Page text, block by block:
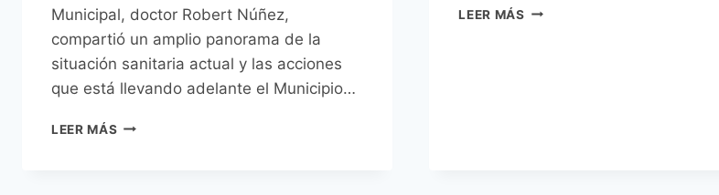
Municipal, doctor Robert Núñez,
compartió un amplio panorama de la
situación sanitaria actual y las acciones
que está llevando adelante el Municipio…
LEER MÁS VACUNACIÓN,
LEER MÁS POLICLÍNICO